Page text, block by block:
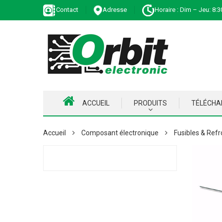
Contact Adresse Horaire : Dim – Jeu:
ACCUEIL PRODUITS
Accueil Composant électronique Fusibles &